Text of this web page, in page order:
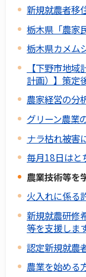
新規就農者移
栃木県「農家
栃木県カメム
【下野市地
計画）】策定
農家経営の分
グリーン農業
ナラ枯れ被害
毎月18日はと
農業技術等を
火入れに係る
新規就農研修
等を支援しま
認定新規就農
農業を始める